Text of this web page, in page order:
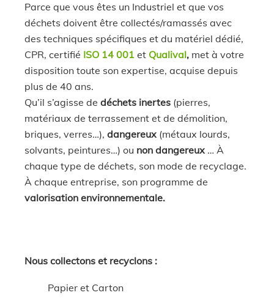
Parce que vous êtes un Industriel et que vos
déchets doivent être collectés/ramassés avec
des techniques spécifiques et du matériel dédié,
CPR, certifié ISO 14 001 et Qualival, met à votre
disposition toute son expertise, acquise depuis
plus de 40 ans.
Qu’il s’agisse dedéchets inertes (pierres,
matériaux de terrassement et de démolition,
briques, verres…),dangereux (métaux lourds,
solvants, peintures…) ou non dangereux … À
chaque type de déchets, son mode de recyclage.
À chaque entreprise, son programme de
valorisation environnementale.
Nous collectons et recyclons :
Papier et Carton